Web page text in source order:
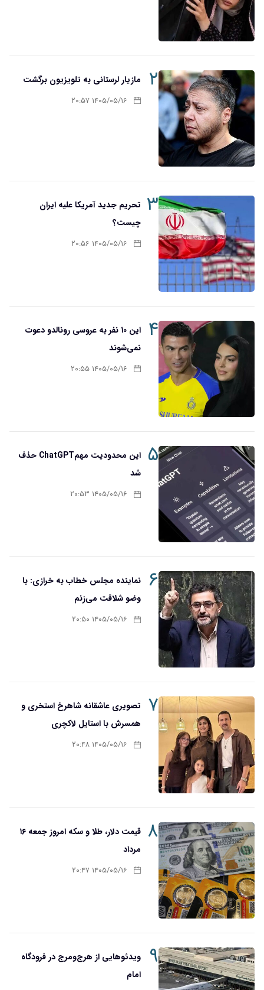
۲ مازیار لرستانی به تلویزیون برگشت
۱۴۰۵/۰۵/۱۶ ۲۰:۵۷
۳ تحریم‌ جدید آمریکا علیه ایران
چیست؟
۱۴۰۵/۰۵/۱۶ ۲۰:۵۶
۴
این ۱۰ نفر به عروسی رونالدو دعوت
نمی‌شوند
۱۴۰۵/۰۵/۱۶ ۲۰:۵۵
۵
این محدودیت مهمChatGPT حذف
شد
۱۴۰۵/۰۵/۱۶ ۲۰:۵۳
۶
نماینده مجلس خطاب به خرازی: با
وضو شلاقت می‌زنم
۱۴۰۵/۰۵/۱۶ ۲۰:۵۰
۷
تصویری عاشقانه شاهرخ استخری و
همسرش با استایل لاکچری
۱۴۰۵/۰۵/۱۶ ۲۰:۴۸
۸
قیمت دلار، طلا و سکه امروز جمعه ۱۶
مرداد
۱۴۰۵/۰۵/۱۶ ۲۰:۴۷
۹
ویدئوهایی از هرج‌ومرج در فرودگاه
امام